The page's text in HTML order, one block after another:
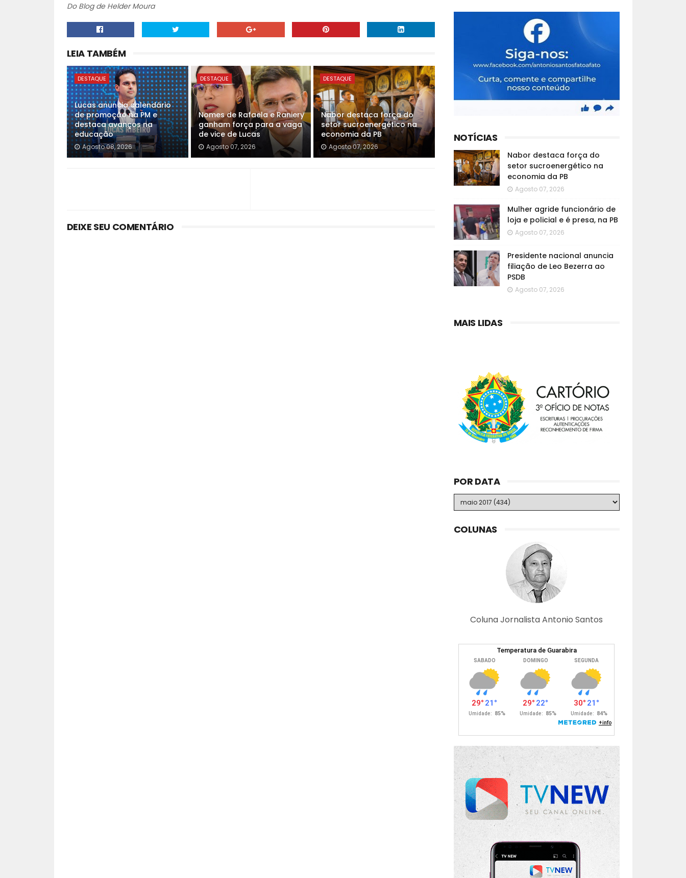
Do Blog de Helder Moura
LEIA TAMBÉM
DESTAQUE
Lucas anuncia calendário
de promoção na PM e
destaca avanços na
educação
Agosto 08, 2026
DESTAQUE
Nomes de Rafaela e Raniery
ganham força para a vaga
de vice de Lucas
Agosto 07, 2026
DESTAQUE
Nabor destaca força do
setor sucroenergético na
economia da PB
Agosto 07, 2026
DEIXE SEU COMENTÁRIO
NOTÍCIAS
Nabor destaca força do
setor sucroenergético na
economia da PB
Agosto 07, 2026
Mulher agride funcionário de
loja e policial e é presa, na PB
Agosto 07, 2026
Presidente nacional anuncia
filiação de Leo Bezerra ao
PSDB
Agosto 07, 2026
MAIS LIDAS
POR DATA
COLUNAS
Coluna Jornalista Antonio Santos